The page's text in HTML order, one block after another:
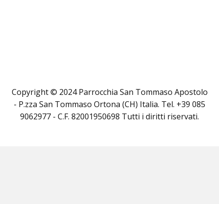
Copyright © 2024 Parrocchia San Tommaso Apostolo
- P.zza San Tommaso Ortona (CH) Italia. Tel. +39 085
9062977 - C.F. 82001950698 Tutti i diritti riservati.